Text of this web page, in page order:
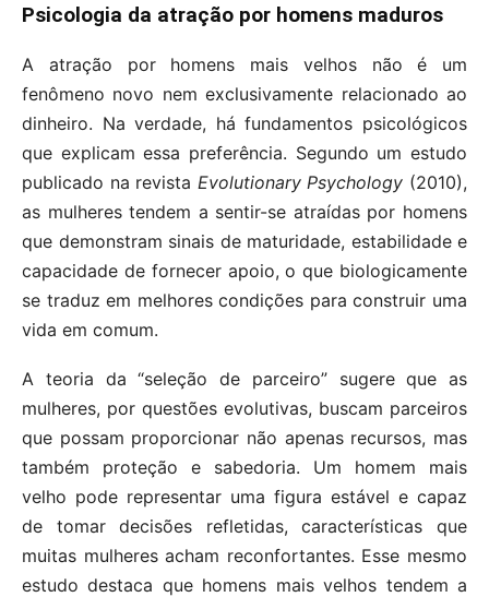
Psicologia da atração por homens maduros
A atração por homens mais velhos não é um
fenômeno novo nem exclusivamente relacionado ao
dinheiro. Na verdade, há fundamentos psicológicos
que explicam essa preferência. Segundo um estudo
publicado na revista Evolutionary Psychology (2010),
as mulheres tendem a sentir-se atraídas por homens
que demonstram sinais de maturidade, estabilidade e
capacidade de fornecer apoio, o que biologicamente
se traduz em melhores condições para construir uma
vida em comum.
A teoria da “seleção de parceiro” sugere que as
mulheres, por questões evolutivas, buscam parceiros
que possam proporcionar não apenas recursos, mas
também proteção e sabedoria. Um homem mais
velho pode representar uma figura estável e capaz
de tomar decisões refletidas, características que
muitas mulheres acham reconfortantes. Esse mesmo
estudo destaca que homens mais velhos tendem a